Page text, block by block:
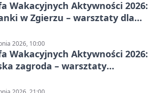
Wakacyjnych Aktywności 2026:
w Zgierzu – warsztaty dla
2026, 10:00
Wakacyjnych Aktywności 2026:
zagroda – warsztaty